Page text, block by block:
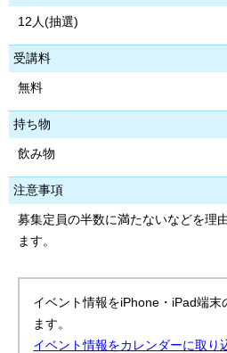
12人(抽選)
受講料
無料
持ち物
飲み物
注意事項
募集定員の半数に満たないなどを理
ます。
イベント情報をiPhone・iPad端末
ます。
イベント情報をカレンダーに取り